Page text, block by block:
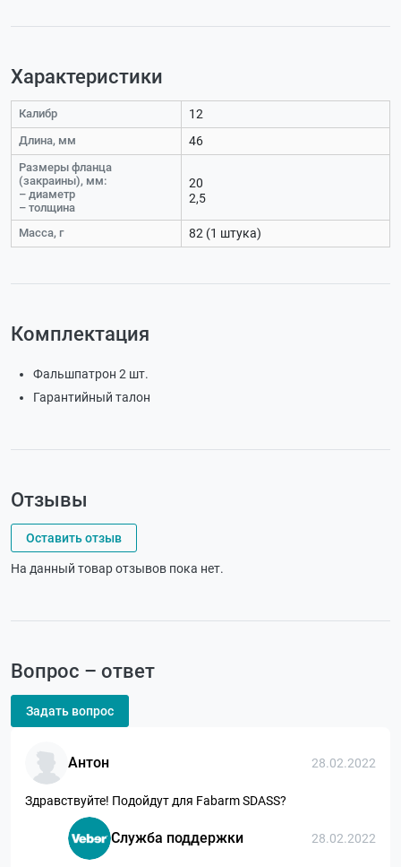
Характеристики
Калибр 12
Длина, мм 46
Размеры фланца
(закраины), мм:
– диаметр
– толщина
20
2,5
Масса, г 82 (1 штука)
Комплектация
Фальшпатрон 2 шт.
Гарантийный талон
Отзывы
Оставить отзыв
На данный товар отзывов пока нет.
Вопрос – ответ
Задать вопрос
Антон 28.02.2022
Здравствуйте! Подойдут для Fabarm SDASS?
Служба поддержки 28.02.2022